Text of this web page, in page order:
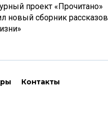
проект «Прочитано»
новый сборник рассказов
Контакты